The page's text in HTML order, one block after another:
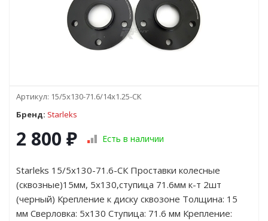
Артикул: 15/5x130-71.6/14х1.25-СК
Бренд: Starleks
2 800 ₽ Есть в наличии
Starleks 15/5x130-71.6-СК Проставки колесные
(сквозные)15мм, 5х130,ступица 71.6мм к-т 2шт
(черный) Крепление к диску сквозоне Толщина: 15
мм Сверловка: 5х130 Ступица: 71.6 мм Крепление: